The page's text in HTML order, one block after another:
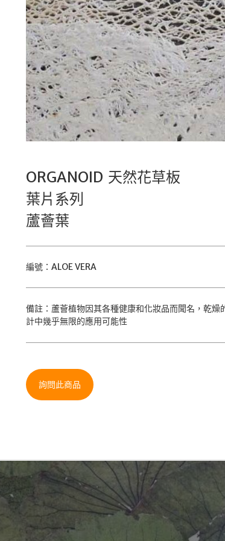
ORGANOID 天然花草板
葉片系列
蘆薈葉
編號：ALOE VERA
備註：蘆薈植物因其各種健康和化妝品而聞名，乾
計中幾乎無限的應用可能性
詢問此商品